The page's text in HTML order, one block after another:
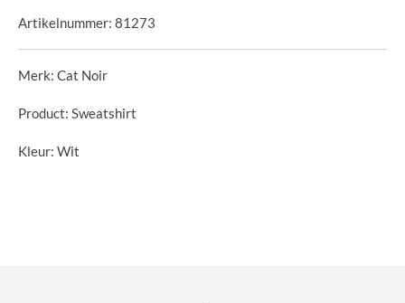
Artikelnummer: 81273
Merk: Cat Noir
Product: Sweatshirt
Kleur: Wit